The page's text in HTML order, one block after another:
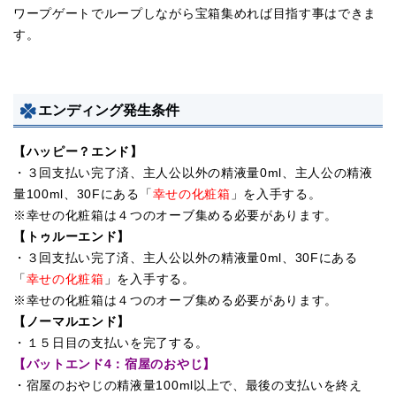
ワープゲートでループしながら宝箱集めれば目指す事はできま
す。
エンディング発生条件
【ハッピー？エンド】
・３回支払い完了済、主人公以外の精液量0ml、主人公の精液
量100ml、30Fにある「 幸せの化粧箱 」を入手する。
※幸せの化粧箱は４つのオーブ集める必要があります。
【 トゥルーエンド 】
・３回支払い完了済、主人公以外の精液量0ml、30Fにある
「 幸せの化粧箱 」を入手する。
※幸せの化粧箱は４つのオーブ集める必要があります。
【ノーマルエンド】
・１５日目の支払いを完了する。
【バットエンド4：宿屋のおやじ 】
・宿屋のおやじの精液量100ml以上で、最後の支払いを終え